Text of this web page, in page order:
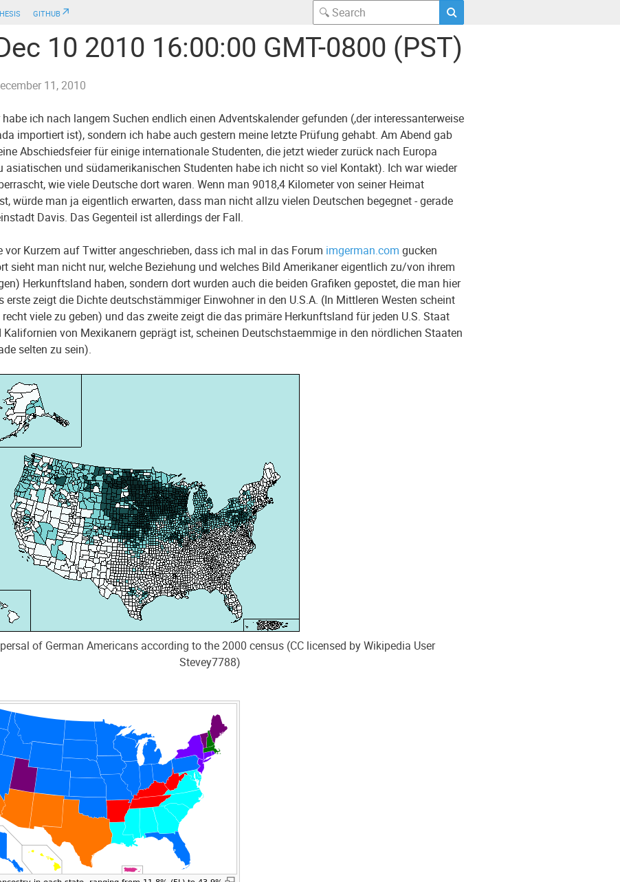
github↗
10 2010 16:00:00 GMT-0800 (PST)
11, 2010
ich nach langem Suchen endlich einen Adventskalender gefunden (,der interessanterweise
importiert ist), sondern ich habe auch gestern meine letzte Prüfung gehabt. Am Abend gab
Abschiedsfeier für einige internationale Studenten, die jetzt wieder zurück nach Europa
asiatischen und südamerikanischen Studenten habe ich nicht so viel Kontakt). Ich war wieder
wie viele Deutsche dort waren. Wenn man 9018,4 Kilometer von seiner Heimat
würde man ja eigentlich erwarten, dass man nicht allzu vielen Deutschen begegnet - gerade
Davis. Das Gegenteil ist allerdings der Fall.
vor Kurzem auf Twitter angeschrieben, dass ich mal in das Forum imgerman.com gucken
sieht man nicht nur, welche Beziehung und welches Bild Amerikaner eigentlich zu/von ihrem
Herkunftsland haben, sondern dort wurden auch die beiden Grafiken gepostet, die man hier
erste zeigt die Dichte deutschstämmiger Einwohner in den U.S.A. (In Mittleren Westen scheint
viele zu geben) und das zweite zeigt die das primäre Herkunftsland für jeden U.S. Staat
Kalifornien von Mexikanern geprägt ist, scheinen Deutschstaemmige in den nördlichen Staaten
selten zu sein).
of German Americans according to the 2000 census (CC licensed by Wikipedia User
Stevey7788)